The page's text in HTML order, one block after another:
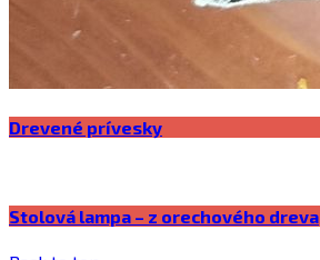
Drevené prívesky
Stolová lampa – z orechového dreva